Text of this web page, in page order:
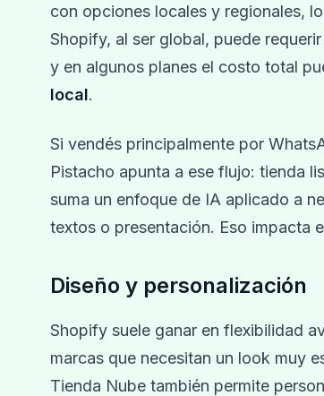
con opciones locales y regionales,
Shopify, al ser global, puede
y en algunos planes el costo total
local.
Si vendés principalmente por
Pistacho apunta a ese flujo: tienda
suma un enfoque de IA aplicado a
textos o presentación. Eso impacta
Diseño y personalización
Shopify suele ganar en flexibilidad
marcas que necesitan un look muy
Tienda Nube también permite